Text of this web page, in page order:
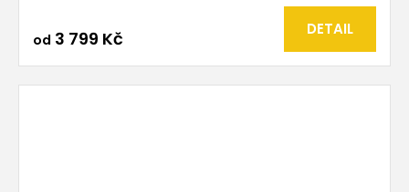
od 3 799 Kč DETAIL